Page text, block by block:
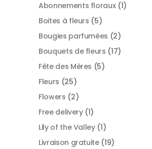
Abonnements floraux(1)
Boites à fleurs (5)
Bougies parfumées (2)
Bouquets de fleurs (17)
Fête des Mères (5)
Fleurs (25)
Flowers (2)
Free delivery(1)
Lily of the Valley(1)
Livraison gratuite(19)